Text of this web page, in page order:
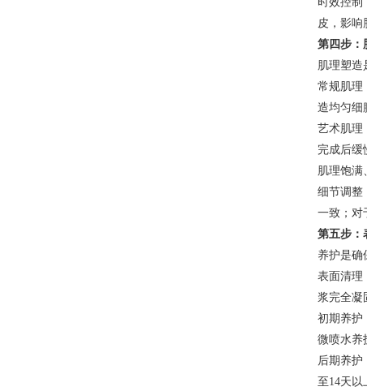
皮，影响
第四步：
肌理塑造
常规肌理
造均匀细
艺术肌理
完成后缓
肌理饱满
细节调整
一致；对
第五步：
养护是确
表面清理
浆完全凝
初期养护
微喷水养
后期养护
至14天